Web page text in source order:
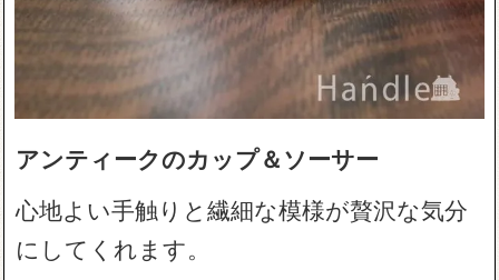
アンティークのカップ＆ソーサー
心地よい手触りと繊細な模様が贅沢な気分
にしてくれます。